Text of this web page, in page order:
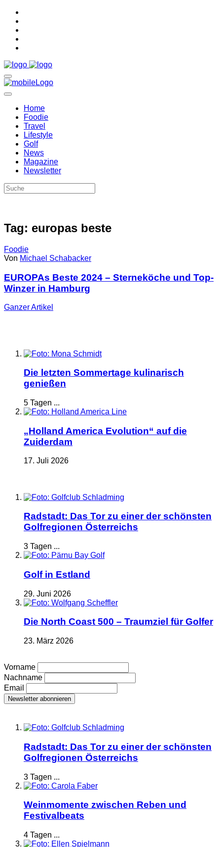
Home
Foodie
Travel
Lifestyle
Golf
News
Magazine
Newsletter
Tag: europas beste
Foodie
Von Michael Schabacker
EUROPAs Beste 2024 – Sterneköche und Top-
Winzer in Hamburg
GanzerArtikel
Die letzten Sommertage kulinarisch
genießen
5 Tagen ...
„Holland America Evolution“ auf die
Zuiderdam
17. Juli 2026
Radstadt: Das Tor zu einer der schönsten
Golfregionen Österreichs
3 Tagen ...
Golf in Estland
29. Juni 2026
Die North Coast 500 – Traumziel für Golfer
23. März 2026
Vorname
Nachname
Email
Radstadt: Das Tor zu einer der schönsten
Golfregionen Österreichs
3 Tagen ...
Weinmomente zwischen Reben und
Festivalbeats
4 Tagen ...